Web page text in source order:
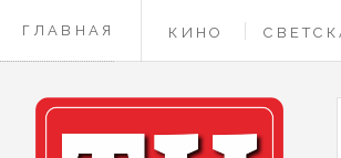
ГЛАВНАЯ КИНО
КОНТАКТЫ